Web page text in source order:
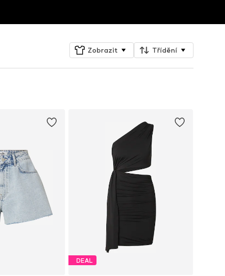
Zobrazit Třídění
DEAL